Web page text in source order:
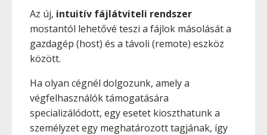
Az új, intuitív fájlátviteli rendszer
mostantól lehetővé teszi a fájlok másolását a
gazdagép (host) és a távoli (remote) eszköz
között.
Ha olyan cégnél dolgozunk, amely a
végfelhasználók támogatására
specializálódott, egy esetet kioszthatunk a
személyzet egy meghatározott tagjának, így